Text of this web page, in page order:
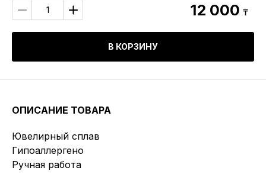
12 000 ₸
В КОРЗИНУ
ОПИСАНИЕ ТОВАРА
Ювелирный сплав
Гипоаллергено
Ручная работа